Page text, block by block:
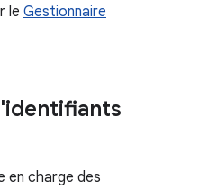
le Gestionnaire
en charge des